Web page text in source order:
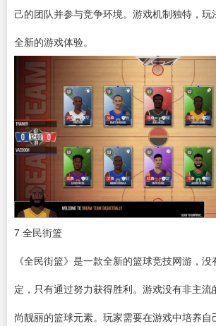
己的团队并参与竞争环境。游戏机制独特，
全新的游戏体验。
7 全民街篮
《全民街篮》是一款全新的篮球竞技网游，
定，只有通过努力获得胜利。游戏没有非主
尚靓丽的篮球元素。玩家需要在游戏中培养